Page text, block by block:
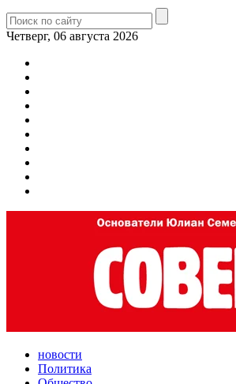
Четверг, 06 августа 2026
новости
Политика